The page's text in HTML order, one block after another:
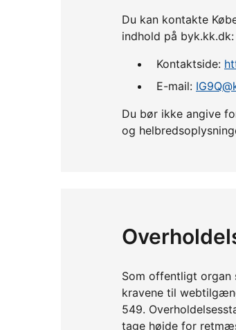
Du kan kontakte
indhold på byk.kk.dk:
Kontaktside:
E-mail:
Du bør ikke angive
og
Som offentligt organ
kravene til
549.
tage højde for